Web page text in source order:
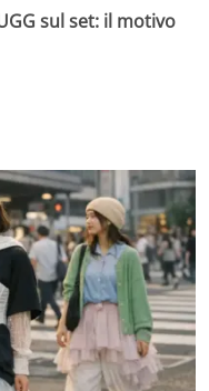
sul set: il motivo